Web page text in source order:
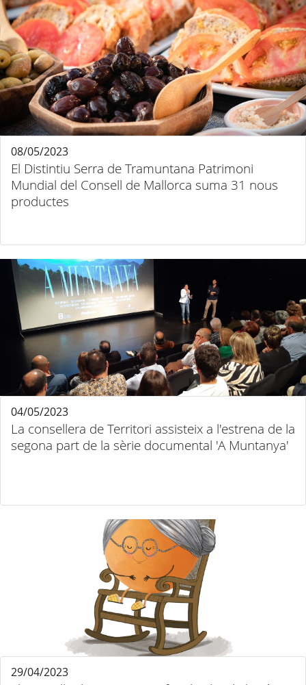
El Distintiu Serra de Tramuntana Patrimoni
Mundial del Consell de Mallorca suma 31 nous
productes
08/05/2023
La consellera de Territori assisteix a l'estrena de la
segona part de la sèrie documental 'A Muntanya'
04/05/2023
29/04/2023